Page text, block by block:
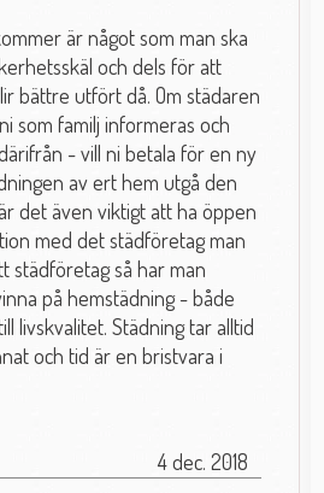
är något som man ska
och dels för att
bättre utfört då. Om städaren
som familj informeras och
- vill ni betala för en ny
av ert hem utgå den
det även viktigt att ha öppen
med det städföretag man
städföretag så har man
på hemstädning - både
livskvalitet. Städning tar alltid
och tid är en bristvara i
4 dec. 2018